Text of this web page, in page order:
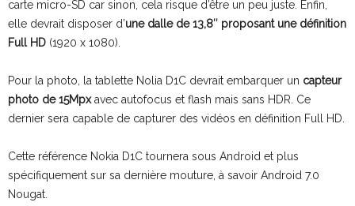
carte micro-SD car sinon, cela risque d’être un peu juste. Enfin,
elle devrait disposer d’une dalle de 13,8″ proposant une définition
Full HD (1920 x 1080).
Pour la photo, la tablette Nolia D1C devrait embarquer un capteur
photo de 15Mpxavec autofocus et flash mais sans HDR. Ce
dernier sera capable de capturer des vidéos en définition Full HD.
Cette référence Nokia D1C tournera sous Android et plus
spécifiquement sur sa dernière mouture, à savoir Android 7.0
Nougat.